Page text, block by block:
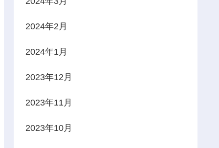
2024年2月
2024年1月
2023年12月
2023年11月
2023年10月